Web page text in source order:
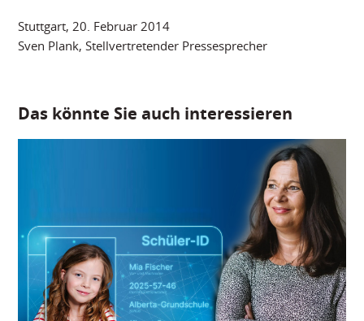
Stuttgart, 20. Februar 2014
Sven Plank, Stellvertretender Pressesprecher
Das könnte Sie auch interessieren